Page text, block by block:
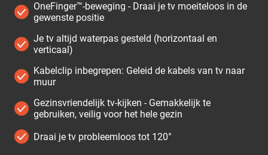
OneFinger™-beweging - Draai je tv moeiteloos in de
gewenste positie
Je tv altijd waterpas gesteld (horizontaal en
verticaal)
Kabelclip inbegrepen: Geleid de kabels van tv naar
muur
Gezinsvriendelijk tv-kijken - Gemakkelijk te
gebruiken, veilig voor het hele gezin
Draai je tv probleemloos tot 120°